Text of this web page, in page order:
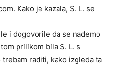
Kako je kazala, S. L. se
i dogovorile da se nađemo
prilikom bila S. L. s
trebam raditi, kako izgleda ta